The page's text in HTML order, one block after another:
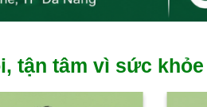
tận tâm vì sức khỏe